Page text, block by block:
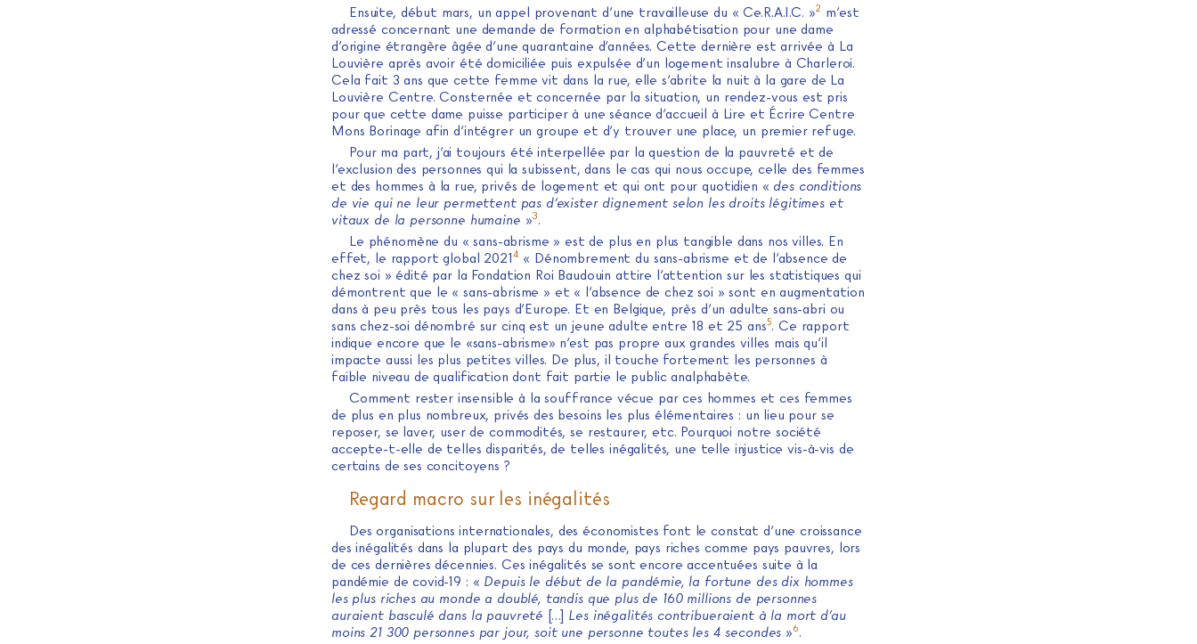
Ensuite, début mars, un appel provenant d’une travailleuse du « Ce.R.A.I.C. »2 m’est
adressé concernant une demande de formation en alphabétisation pour une dame
d’origine étrangère âgée d’une quarantaine d’années. Cette dernière est arrivée à La
Louvière après avoir été domiciliée puis expulsée d’un logement insalubre à Charleroi.
Cela fait 3 ans que cette femme vit dans la rue, elle s’abrite la nuit à la gare de La
Louvière Centre. Consternée et concernée par la situation, un rendez-vous est pris
pour que cette dame puisse participer à une séance d’accueil à Lire et Écrire Centre
Mons Borinage afin d’intégrer un groupe et d’y trouver une place, un premier refuge.
Pour ma part, j’ai toujours été interpellée par la question de la pauvreté et de
l’exclusion des personnes qui la subissent, dans le cas qui nous occupe, celle des femmes
et des hommes à la rue, privés de logement et qui ont pour quotidien « des conditions
de vie qui ne leur permettent pas d’exister dignement selon les droits légitimes et
vitaux de la personne humaine »3.
Le phénomène du « sans-abrisme » est de plus en plus tangible dans nos villes. En
effet, le rapport global 20214 « Dénombrement du sans-abrisme et de l’absence de
chez soi » édité par la Fondation Roi Baudouin attire l’attention sur les statistiques qui
démontrent que le « sans-abrisme » et « l’absence de chez soi » sont en augmentation
dans à peu près tous les pays d’Europe. Et en Belgique, près d’un adulte sans-abri ou
sans chez-soi dénombré sur cinq est un jeune adulte entre 18 et 25 ans5. Ce rapport
indique encore que le «sans-abrisme» n’est pas propre aux grandes villes mais qu’il
impacte aussi les plus petites villes. De plus, il touche fortement les personnes à
faible niveau de qualification dont fait partie le public analphabète.
Comment rester insensible à la souffrance vécue par ces hommes et ces femmes
de plus en plus nombreux, privés des besoins les plus élémentaires : un lieu pour se
reposer, se laver, user de commodités, se restaurer, etc. Pourquoi notre société
accepte-t-elle de telles disparités, de telles inégalités, une telle injustice vis-à-vis de
certains de ses concitoyens ?
Regard macro sur les inégalités
Des organisations internationales, des économistes font le constat d’une croissance
des inégalités dans la plupart des pays du monde, pays riches comme pays pauvres, lors
de ces dernières décennies. Ces inégalités se sont encore accentuées suite à la
pandémie de covid-19 : « Depuis le début de la pandémie, la fortune des dix hommes
les plus riches au monde a doublé, tandis que plus de 160 millions de personnes
auraient basculé dans la pauvreté […] Les inégalités contribueraient à la mort d’au
moins 21 300 personnes par jour, soit une personne toutes les 4 secondes »6.